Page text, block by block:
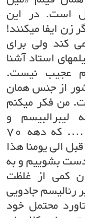
است. در این
زن ایفا میکنند!
کند ولی برای
استاد آشنا
عجیب نیست.
از جنس همان
من فکر میکنم
و
دموکراسی و جامعه مدنی و …. که دهه ۷۰
الی یومنا هذا
بشوییم و به
کمی از غلظت
رئالیسم جادویی
محتمل خود